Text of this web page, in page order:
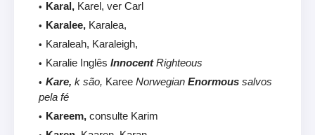
Karal, Karel, ver Carl
Karalee, Karalea,
Karaleah, Karaleigh,
Karalie Inglês InnocentRighteous
Kare, k são, Karee Norwegian Enormous salvos
pela fé
Kareem, consulte Karim